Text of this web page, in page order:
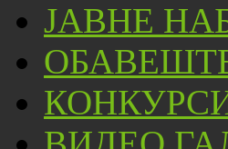
ЈАВНЕ